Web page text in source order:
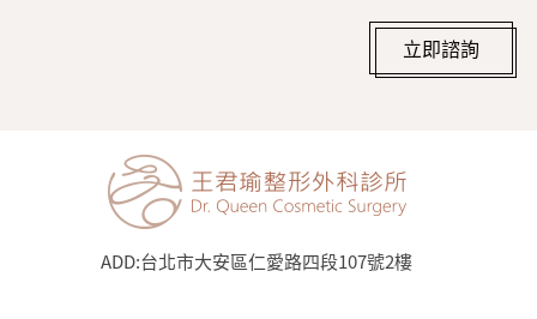
立即諮詢
ADD:台北市大安區仁愛路四段107號2樓